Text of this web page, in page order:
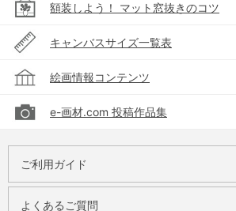
額装しよう！ マット窓抜きのコツ
キャンバスサイズ一覧表
絵画情報コンテンツ
e-画材.com 投稿作品集
ご利用ガイド
よくあるご質問